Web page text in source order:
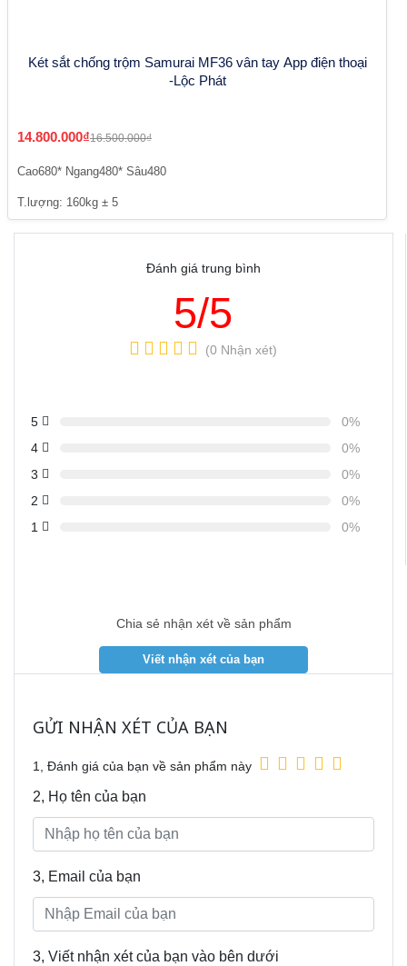
Két sắt chống trộm Samurai MF36 vân tay App điện thoại
-Lộc Phát
14.800.000₫16.500.000₫
Cao680* Ngang480* Sâu480
T.lượng: 160kg ± 5
Đánh giá trung bình
5/5
(0 Nhận xét)
5
0%
4
0%
3
0%
2
0%
1
0%
Chia sẻ nhận xét về sản phẩm
GỬI NHẬN XÉT CỦA BẠN
1, Đánh giá của bạn về sản phẩm này
2, Họ tên của bạn
3, Email của bạn
3, Viết nhận xét của bạn vào bên dưới